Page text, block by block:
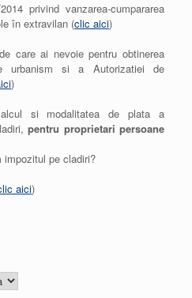
privind vanzarea-cumpararea
în extravilan (clic aici)
care ai nevoie pentru obtinerea
urbanism si a Autorizatiei de
)
si modalitatea de plata a
pentru proprietari persoane
impozitul pe cladiri?
aici)